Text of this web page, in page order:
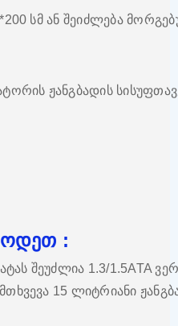
სმ ან შეიძლება
ჟანგბადის
:
შეუძლია 1.3/1.5ATA
15 ლიტრიანი